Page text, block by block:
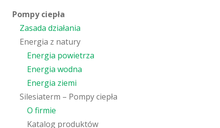
Pompy ciepła
Zasada działania
Energia z natury
Energia powietrza
Energia wodna
Energia ziemi
Silesiaterm – Pompy ciepła
O firmie
Katalog produktów